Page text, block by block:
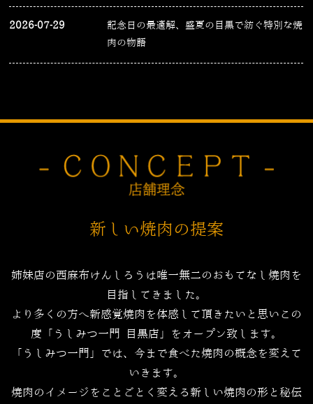
2026-07-29
記念日の最適解、盛夏の目黒で紡ぐ特別な焼
肉の物語
新しい焼肉の提案
姉妹店の西麻布けんしろうは唯一無二のおもてなし焼肉を
目指してきました。
より多くの方へ新感覚焼肉を体感して頂きたいと思いこの
度「うしみつ一門 目黒店」をオープン致します。
「うしみつ一門」では、今まで食べた焼肉の概念を変えて
いきます。
焼肉のイメージをことごとく変える新しい焼肉の形と秘伝